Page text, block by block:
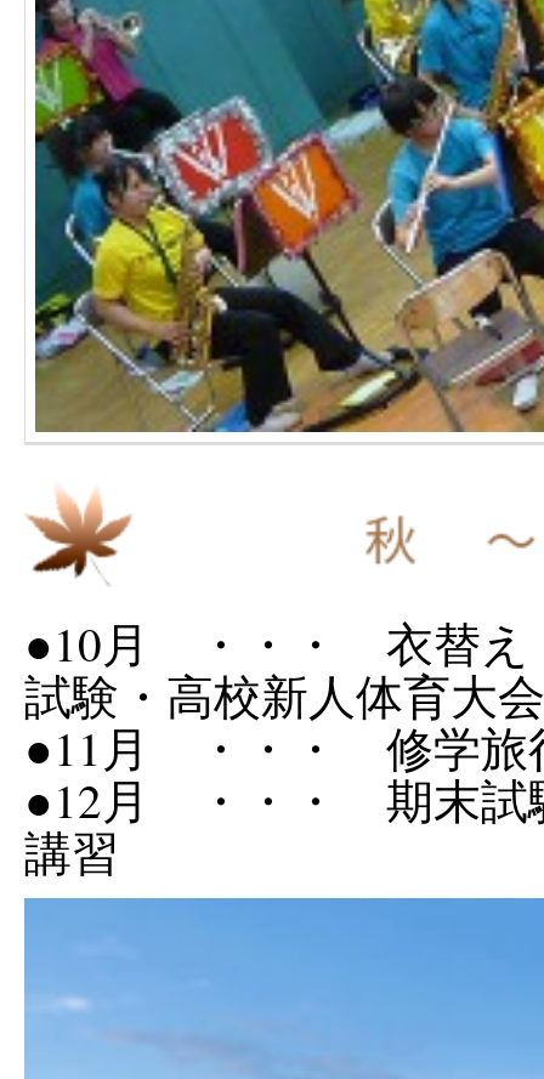
●10月 ・・・ 衣替え
試験・高校新人体育大会
●11月 ・・・ 修学旅
●12月 ・・・ 期末試
講習